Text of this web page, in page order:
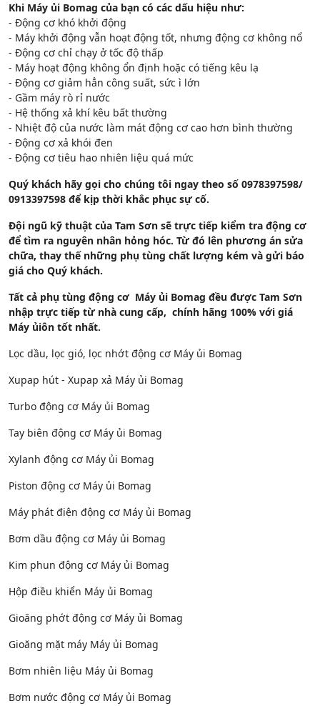
Khi Máy ủi Bomag của bạn có các dấu hiệu như:
- Động cơ khó khởi động
- Máy khởi động vẫn hoạt động tốt, nhưng động cơ không nổ
- Động cơ chỉ chạy ở tốc độ thấp
- Máy hoạt động không ổn định hoặc có tiếng kêu lạ
- Động cơ giảm hẳn công suất, sức ì lớn
- Gầm máy rò rỉ nước
- Hệ thống xả khí kêu bất thường
- Nhiệt độ của nước làm mát động cơ cao hơn bình thường
- Động cơ xả khói đen
- Động cơ tiêu hao nhiên liệu quá mức
Quý khách hãy gọi cho chúng tôi ngay theo số 0978397598/
0913397598 để kịp thời khắc phục sự cố.
Đội ngũ kỹ thuật của Tam Sơn sẽ trực tiếp kiểm tra động cơ
để tìm ra nguyên nhân hỏng hóc. Từ đó lên phương án sửa
chữa, thay thế những phụ tùng chất lượng kém và gửi báo
giá cho Quý khách.
Tất cả phụ tùng động cơ Máy ủi Bomag đều được Tam Sơn
nhập trực tiếp từ nhà cung cấp, chính hãng 100% với giá
Máy ủiôn tốt nhất.
Lọc dầu, lọc gió, lọc nhớt động cơ Máy ủi Bomag
Xupap hút - Xupap xả Máy ủi Bomag
Turbo động cơ Máy ủi Bomag
Tay biên động cơ Máy ủi Bomag
Xylanh động cơ Máy ủi Bomag
Piston động cơ Máy ủi Bomag
Máy phát điện động cơ Máy ủi Bomag
Bơm dầu động cơ Máy ủi Bomag
Kim phun động cơ Máy ủi Bomag
Hộp điều khiển Máy ủi Bomag
Gioăng phớt động cơ Máy ủi Bomag
Gioăng mặt máy Máy ủi Bomag
Bơm nhiên liệu Máy ủi Bomag
Bơm nước động cơ Máy ủi Bomag